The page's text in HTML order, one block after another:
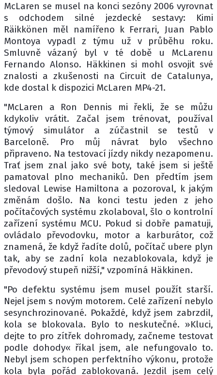
McLaren se musel na konci sezóny 2006 vyrovnat
s odchodem silné jezdecké sestavy: Kimi
Räikkönen měl namířeno k Ferrari, Juan Pablo
Montoya vypadl z týmu už v průběhu roku.
Smluvně vázaný byl v té době u McLarenu
Fernando Alonso. Häkkinen si mohl osvojit své
znalosti a zkušenosti na Circuit de Catalunya,
kde dostal k dispozici McLaren MP4-21.
"McLaren a Ron Dennis mi řekli, že se můžu
kdykoliv vrátit. Začal jsem trénovat, používal
týmový simulátor a zúčastnil se testů v
Barceloně. Pro můj návrat bylo všechno
připraveno. Na testovací jízdy nikdy nezapomenu.
Trať jsem znal jako své boty, také jsem si ještě
pamatoval plno mechaniků. Den předtím jsem
sledoval Lewise Hamiltona a pozoroval, k jakým
změnám došlo. Na konci testu jeden z jeho
počítačových systému zkolaboval, šlo o kontrolní
zařízení systému MCU. Pokud si dobře pamatuji,
ovládalo převodovku, motor a karburátor, což
znamená, že když řadíte dolů, počítač ubere plyn
tak, aby se zadní kola nezablokovala, když je
převodový stupeň nižší," vzpomíná Häkkinen.
"Po defektu systému jsem musel použít starší.
Nejel jsem s novým motorem. Celé zařízení nebylo
sesynchrozinované. Pokaždé, když jsem zabrzdil,
kola se blokovala. Bylo to neskutečné. »Kluci,
dejte to pro zítřek dohromady, začneme testovat
podle dohody« říkal jsem, ale nefungovalo to.
Nebyl jsem schopen perfektního výkonu, protože
kola byla pořád zablokovaná. Jezdil jsem celý